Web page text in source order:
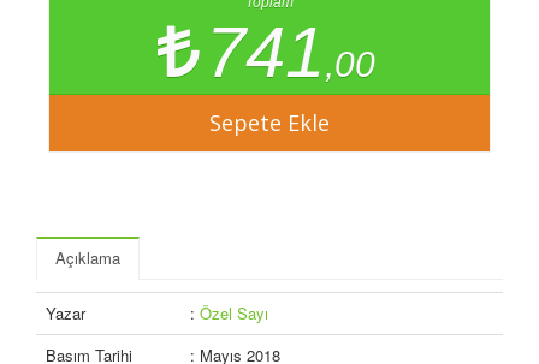
741,00
Açıklama
Yazar : Özel Sayı
Basım Tarihi
: Mayıs 2018